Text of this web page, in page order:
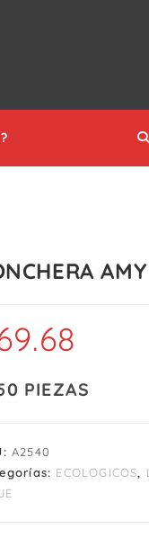
AMY
PIEZAS
A2540
ECOLOGICOS,